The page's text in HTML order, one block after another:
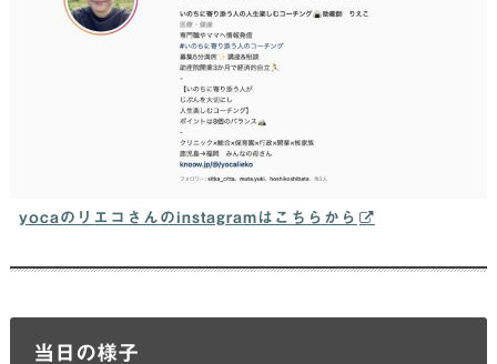
yocaのリエコさんのinstagramはこちらから
当日の様子